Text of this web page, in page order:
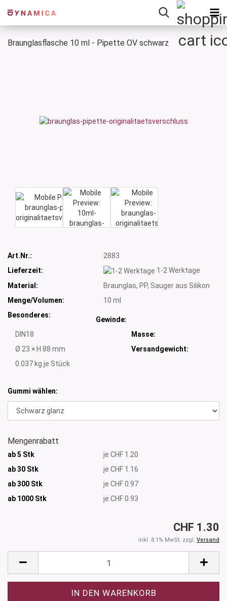
Braunglasflasche 10 ml - Pipette OV schwarz
Art.Nr.:
2883
Lieferzeit:
1-2 Werktage
Material:
Braunglas, PP, Sauger aus Silikon
Menge/Volumen:
10 ml
Besonderes:
Gewinde:
DIN18
Masse:
Ø 23 × H 88 mm
Versandgewicht:
0.037 kg je Stück
Gummi wählen:
Mengenrabatt
ab 5 Stk
je CHF 1.20
ab 30 Stk
je CHF 1.16
ab 300 Stk
je CHF 0.97
ab 1000 Stk je CHF 0.93
CHF 1.30
inkl. 8.1% MwSt. zzgl. Versand